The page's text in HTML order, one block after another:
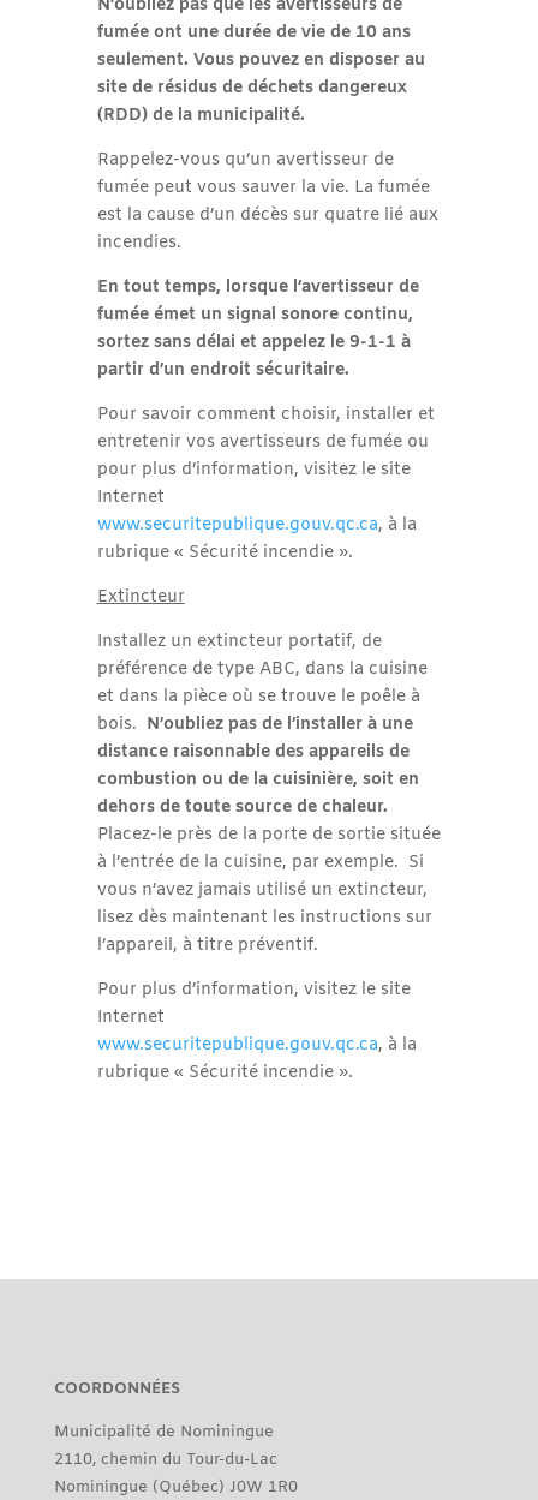
N’oubliez pas que les avertisseurs de
fumée ont une durée de vie de 10 ans
seulement. Vous pouvez en disposer au
site de résidus de déchets dangereux
(RDD) de la municipalité.
Rappelez-vous qu’un avertisseur de
fumée peut vous sauver la vie. La fumée
est la cause d’un décès sur quatre lié aux
incendies.
En tout temps, lorsque l’avertisseur de
fumée émet un signal sonore continu,
sortez sans délai et appelez le 9-1-1 à
partir d’un endroit sécuritaire.
Pour savoir comment choisir, installer et
entretenir vos avertisseurs de fumée ou
pour plus d’information, visitez le site
Internet
www.securitepublique.gouv.qc.ca, à la
rubrique « Sécurité incendie ».
Extincteur
Installez un extincteur portatif, de
préférence de type ABC, dans la cuisine
et dans la pièce où se trouve le poêle à
bois. N’oubliez pas de l’installer à une
distance raisonnable des appareils de
combustion ou de la cuisinière, soit en
dehors de toute source de chaleur.
Placez-le près de la porte de sortie située
à l’entrée de la cuisine, par exemple. Si
vous n’avez jamais utilisé un extincteur,
lisez dès maintenant les instructions sur
l’appareil, à titre préventif.
Pour plus d’information, visitez le site
Internet
www.securitepublique.gouv.qc.ca, à la
rubrique « Sécurité incendie ».
COORDONNÉES
Municipalité de Nominingue
2110, chemin du Tour-du-Lac
Nominingue (Québec) J0W 1R0